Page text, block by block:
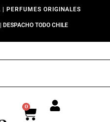
PERFUMES ORIGINALES
DESPACHO TODO CHILE
0